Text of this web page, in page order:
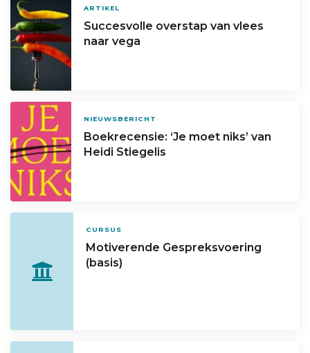
ARTIKEL
Succesvolle overstap van vlees
naar vega
NIEUWSBERICHT
Boekrecensie: ‘Je moet niks’ van
Heidi Stiegelis
CURSUS
Motiverende Gespreksvoering
(basis)